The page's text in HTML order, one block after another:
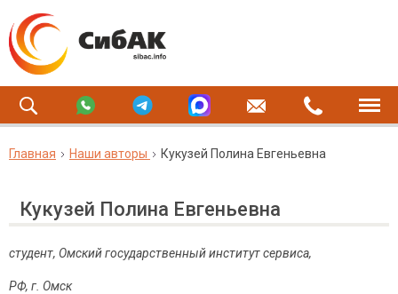
Главная Наши авторы Кукузей Полина Евгеньевна
Кукузей Полина Евгеньевна
студент, Омский государственный институт сервиса,
РФ, г. Омск